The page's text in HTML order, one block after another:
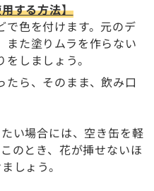
する方法】
で色を付けます。元のデ
また塗りムラを作らない
しましょう。
ら、そのまま、飲み口
い場合には、空き缶を軽
のとき、花が挿せないほ
しょう。